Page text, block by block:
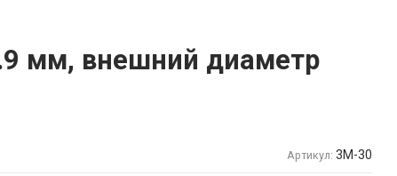
мм, внешний диаметр
Артикул: 3М-30